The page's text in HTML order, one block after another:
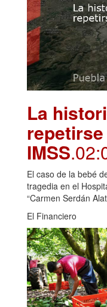
La
IMSS
El caso de la bebé
tragedia en el
“Carmen Serdán
El Financiero